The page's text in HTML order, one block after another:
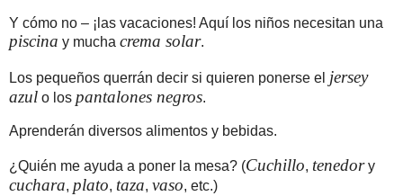
Y cómo no – ¡las vacaciones! Aquí los niños necesitan una
piscina y mucha crema solar.
Los pequeños querrán decir si quieren ponerse el jersey
azul o los pantalones negros.
Aprenderán diversos alimentos y bebidas.
¿Quién me ayuda a poner la mesa? (Cuchillo, tenedory
cuchara, plato, taza, vaso, etc.)